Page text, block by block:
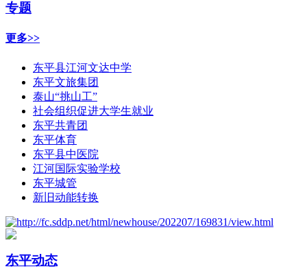
专题
更多>>
东平县江河文达中学
东平文旅集团
泰山“挑山工”
社会组织促进大学生就业
东平共青团
东平体育
东平县中医院
江河国际实验学校
东平城管
新旧动能转换
东平动态